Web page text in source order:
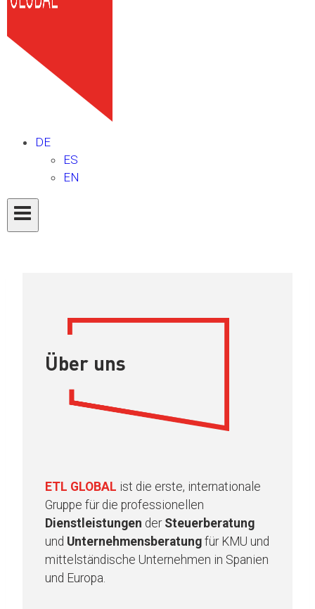
DE
ES
EN
Über uns
ETL GLOBAL ist die erste, internationale
Gruppe für die professionellen
Dienstleistungen der Steuerberatung
und Unternehmensberatung für KMU und
mittelständische Unternehmen in Spanien
und Europa.